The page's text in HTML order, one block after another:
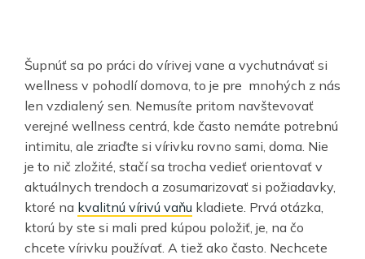
Šupnúť sa po práci do vírivej vane a vychutnávať si
wellness v pohodlí domova, to je pre mnohých z nás
len vzdialený sen. Nemusíte pritom navštevovať
verejné wellness centrá, kde často nemáte potrebnú
intimitu, ale zriaďte si vírivku rovno sami, doma. Nie
je to nič zložité, stačí sa trocha vedieť orientovať v
aktuálnych trendoch a zosumarizovať si požiadavky,
ktoré na kvalitnú vírivú vaňu kladiete. Prvá otázka,
ktorú by ste si mali pred kúpou položiť, je, na čo
chcete vírivku používať. A tiež ako často. Nechcete